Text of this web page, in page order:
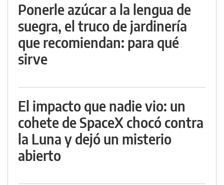
Ponerle azúcar a la lengua de
suegra, el truco de jardinería
que recomiendan: para qué
sirve
El impacto que nadie vio: un
cohete de SpaceX chocó contra
la Luna y dejó un misterio
abierto